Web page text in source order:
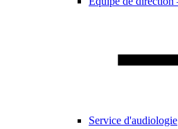
Service d'audiologie